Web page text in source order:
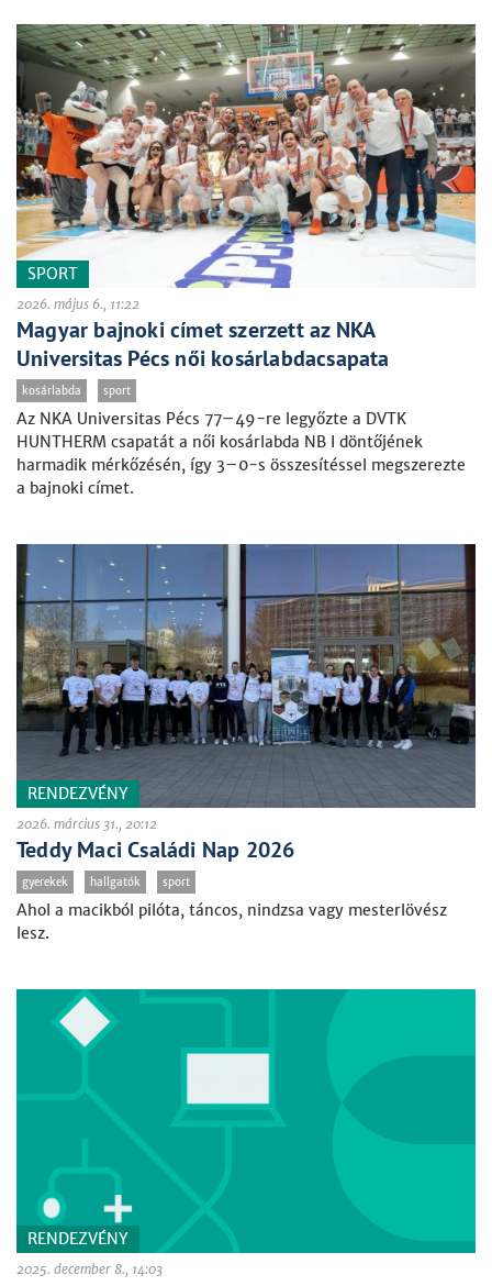
SPORT
2026. május 6., 11:22
Magyar bajnoki címet szerzett az NKA
Universitas Pécs női kosárlabdacsapata
kosárlabda sport
Az NKA Universitas Pécs 77–49-re legyőzte a DVTK
HUNTHERM csapatát a női kosárlabda NB I döntőjének
harmadik mérkőzésén, így 3–0-s összesítéssel megszerezte
a bajnoki címet.
RENDEZVÉNY
2026. március 31., 20:12
Teddy Maci Családi Nap 2026
gyerekek hallgatók sport
Ahol a macikból pilóta, táncos, nindzsa vagy mesterlövész
lesz.
RENDEZVÉNY
2025. december 8., 14:03